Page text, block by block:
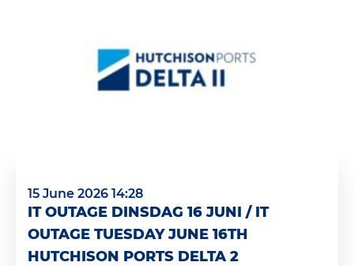
15 June 2026 14:28
IT OUTAGE DINSDAG 16 JUNI / IT
OUTAGE TUESDAY JUNE 16TH
HUTCHISON PORTS DELTA 2